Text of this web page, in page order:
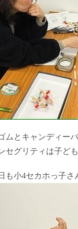
ムとキャンディー
セグリティは子ど
も小4セカホっ子さ